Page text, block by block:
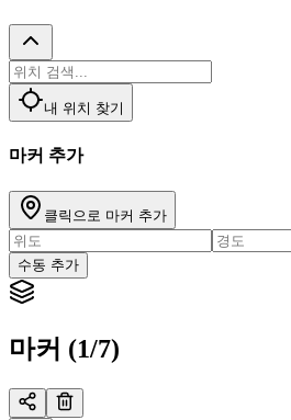
내 위치 찾기
마커 추가
클릭으로 마커 추가
수동 추가
마커 (1/7)